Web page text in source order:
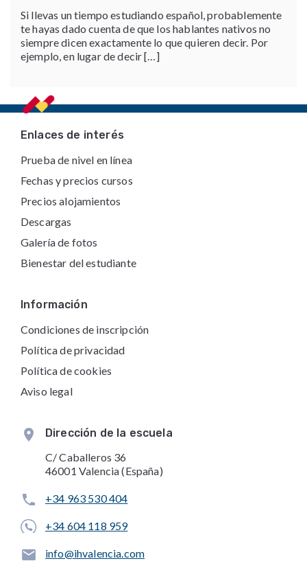
Si llevas un tiempo estudiando español, probablemente
te hayas dado cuenta de que los hablantes nativos no
siempre dicen exactamente lo que quieren decir. Por
ejemplo, en lugar de decir […]
FooterEnlaces de interés
Prueba de nivel en línea
Fechas y precios cursos
Precios alojamientos
Descargas
Galería de fotos
Bienestar del estudiante
Información
Condiciones de inscripción
Política de privacidad
Política de cookies
Aviso legal
Dirección de la escuela
C/ Caballeros 36
46001 Valencia (España)
+34 963 530 404
+34 604 118 959
info@ihvalencia.com